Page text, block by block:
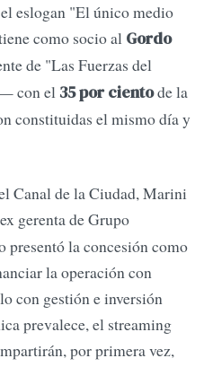
eslogan "El único medio
como socio al Gordo
de "Las Fuerzas del
con el35 por cientode la
constituidas el mismo día y
Canal de la Ciudad, Marini
gerenta de Grupo
la concesión como
la operación con
con gestión e inversión
prevalece, el streaming
por primera vez,